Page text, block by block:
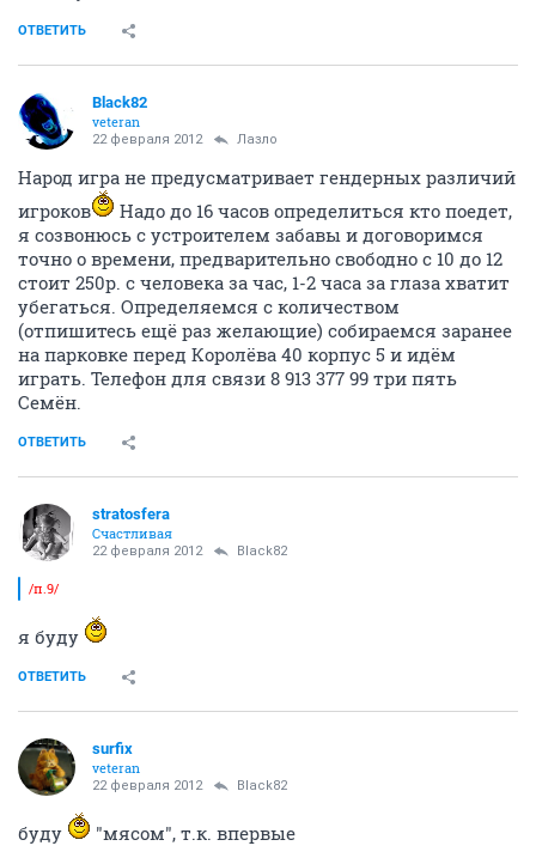
ОТВЕТИТЬ
Black82
veteran
22 февраля 2012 Лазло
Народ игра не предусматривает гендерных различий
игроков
Надо до 16 часов определиться кто поедет,
я созвонюсь с устроителем забавы и договоримся
точно о времени, предварительно свободно с 10 до 12
стоит 250р. с человека за час, 1-2 часа за глаза хватит
убегаться. Определяемся с количеством
(отпишитесь ещё раз желающие) собираемся заранее
на парковке перед Королёва 40 корпус 5 и идём
играть. Телефон для связи 8 913 377 99 три пять
Семён.
ОТВЕТИТЬ
stratosfera
Счастливая
22 февраля 2012 Black82
/п.9/
я буду
ОТВЕТИТЬ
surfix
veteran
22 февраля 2012 Black82
буду "мясом", т.к. впервые